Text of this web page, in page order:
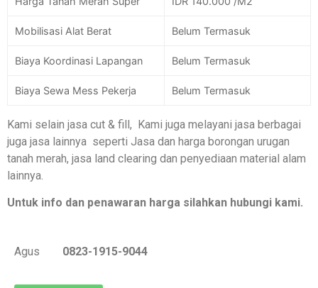
Mobilisasi Alat Berat Belum Termasuk
Biaya Koordinasi Lapangan Belum Termasuk
Biaya Sewa Mess Pekerja Belum Termasuk
Kami selain jasa cut & fill, Kami juga melayani jasa berbagai
juga jasa lainnya seperti Jasa dan harga borongan urugan
tanah merah, jasa land clearing dan penyediaan material alam
lainnya.
Untuk info dan penawaran harga silahkan hubungi kami.
Agus 0823-1915-9044